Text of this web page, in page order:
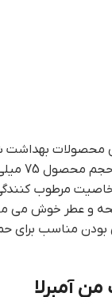
محصولات
خاصیت مرطوب
و عطر خوش می
بودن مناسب
آمبرلا